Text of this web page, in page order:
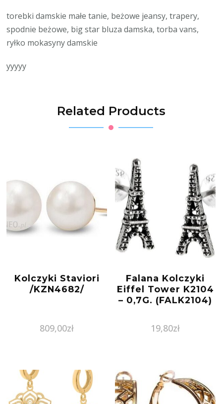
torebki damskie małe tanie, beżowe jeansy, trapery,
spodnie beżowe, big star bluza damska, torba vans,
ryłko mokasyny damskie
yyyyy
Related Products
Kolczyki Staviori
/KZN4682/
809,00zł
Falana Kolczyki
Eiffel Tower K2104
– 0,7G. (FALK2104)
19,80zł